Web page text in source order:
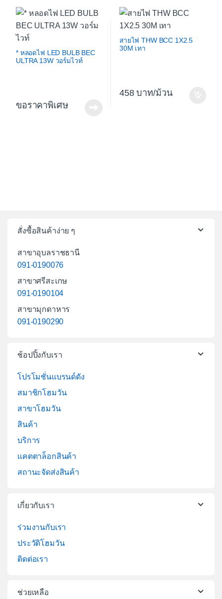
* หลอดไฟ LED BULB BEC
ULTRA 13W วอร์มไวท์
ขอราคาพิเศษ
สายไฟ THW BCC 1X2.5
30M เทา
458 /ม้วน
สั่งซื้อสินค้าง่าย ๆ
สาขาอุบลราชธานี
091-0190076
สาขาศรีสะเกษ
091-0190104
สาขามุกดาหาร
091-0190290
ช้อปปิ้งกับเรา
โปรโมชั่นแบรนด์ดัง
สมาชิกโฮมวัน
สาขาโฮมวัน
สินค้า
บริการ
แคตตาล็อกสินค้า
สถานะจัดส่งสินค้า
เกี่ยวกับเรา
ร่วมงานกับเรา
ประวัติโฮมวัน
ติดต่อเรา
ช่วยเหลือ